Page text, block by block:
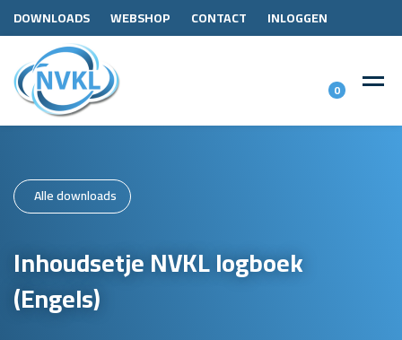
DOWNLOADS WEBSHOP CONTACT INLOGGEN
0
Alle downloads
Inhoudsetje NVKL logboek
(Engels)